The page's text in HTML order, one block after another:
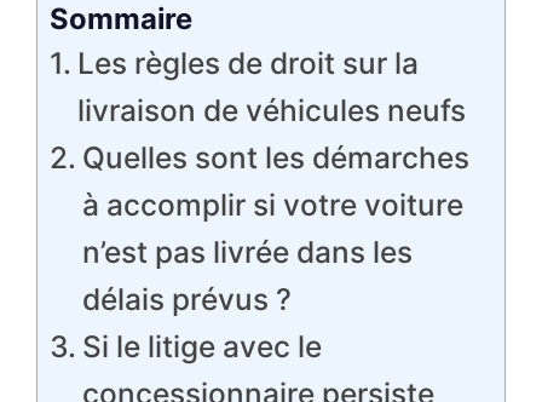
Sommaire
Les règles de droit sur la
livraison de véhicules neufs
Quelles sont les démarches
à accomplir si votre voiture
n’est pas livrée dans les
délais prévus ?
Si le litige avec le
concessionnaire persiste